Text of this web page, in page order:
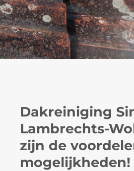
Dakreiniging
Lambrechts-
zijn de
mogelijkheden!